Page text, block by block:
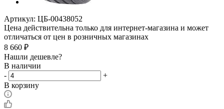
Артикул: ЦБ-00438052
Цена действительна только для интернет-магазина и может
отличаться от цен в розничных магазинах
8 660 ₽
Нашли дешевле?
В наличии
-
+
В корзину